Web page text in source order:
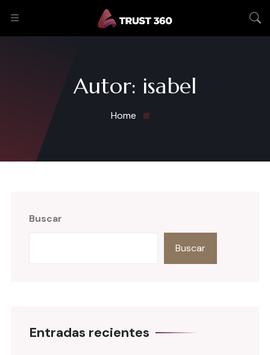
Autor: isabel
Home
Buscar
Buscar
Entradas recientes